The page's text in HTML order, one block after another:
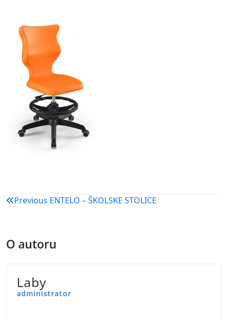
Navigacija
Previous ENTELO – ŠKOLSKE STOLICE
O autoru
Laby
administrator